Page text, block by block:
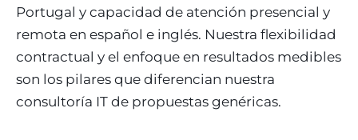
Portugal y capacidad de atención presencial y
remota en español e inglés. Nuestra flexibilidad
contractual y el enfoque en resultados medibles
son los pilares que diferencian nuestra
consultoría IT de propuestas genéricas.